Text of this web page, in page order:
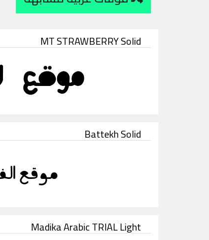
MT STRAWBERRY Solid
Battekh Solid
Madika Arabic TRIAL Light